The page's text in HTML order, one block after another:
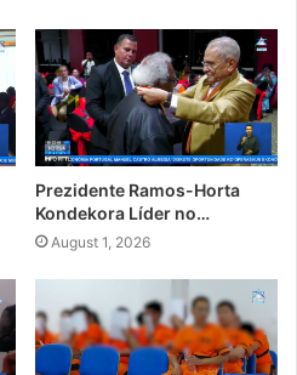
Prezidente Ramos-Horta
Kondekora Líder no…
August 1, 2026